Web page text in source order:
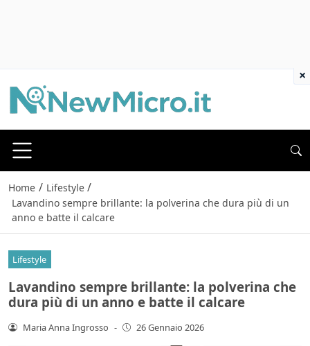
Home / Lifestyle /
Lavandino sempre brillante: la polverina che dura più di un
anno e batte il calcare
Lifestyle
Lavandino sempre brillante: la polverina che
dura più di un anno e batte il calcare
Maria Anna Ingrosso - 26 Gennaio 2026
×